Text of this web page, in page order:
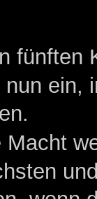
fünften
nun ein,
Macht